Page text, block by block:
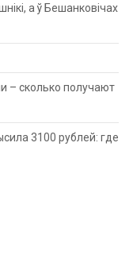
а ў Бешанковічах
– сколько получают
3100 рублей: где